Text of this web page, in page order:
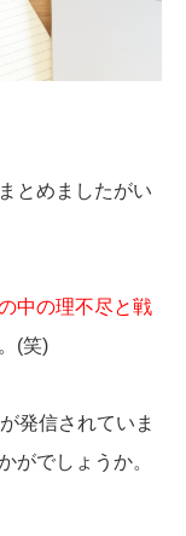
とめましたがい
中の理不尽と戦
(笑)
発信されていま
がでしょうか。